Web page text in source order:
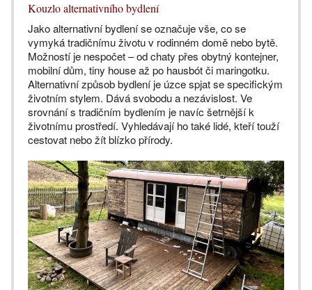
Kouzlo alternativního bydlení
Jako alternativní bydlení se označuje vše, co se
vymyká tradičnímu životu v rodinném domě nebo bytě.
Možností je nespočet – od chaty přes obytný kontejner,
mobilní dům, tiny house až po hausbót či maringotku.
Alternativní způsob bydlení je úzce spjat se specifickým
životním stylem. Dává svobodu a nezávislost. Ve
srovnání s tradičním bydlením je navíc šetrnější k
životnímu prostředí. Vyhledávají ho také lidé, kteří touží
cestovat nebo žít blízko přírody.